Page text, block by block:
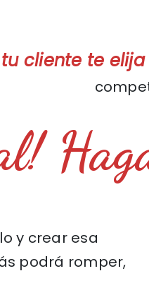
tu cliente te
y crear esa
podrá romper,